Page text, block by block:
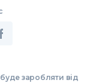
​​буде заробляти від